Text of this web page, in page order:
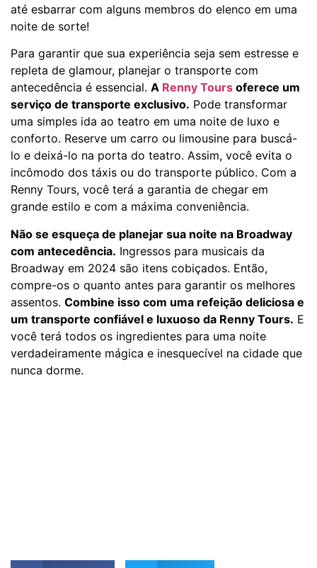
até esbarrar com alguns membros do elenco em uma
noite de sorte!
Para garantir que sua experiência seja sem estresse e
repleta de glamour, planejar o transporte com
antecedência é essencial. A Renny Tours oferece um
serviço de transporte exclusivo. Pode transformar
uma simples ida ao teatro em uma noite de luxo e
conforto. Reserve um carro ou limousine para buscá-
lo e deixá-lo na porta do teatro. Assim, você evita o
incômodo dos táxis ou do transporte público. Com a
Renny Tours, você terá a garantia de chegar em
grande estilo e com a máxima conveniência.
Não se esqueça de planejar sua noite na Broadway
com antecedência. Ingressos para musicais da
Broadway em 2024 são itens cobiçados. Então,
compre-os o quanto antes para garantir os melhores
assentos. Combine isso com uma refeição deliciosa e
um transporte confiável e luxuoso da Renny Tours. E
você terá todos os ingredientes para uma noite
verdadeiramente mágica e inesquecível na cidade que
nunca dorme.